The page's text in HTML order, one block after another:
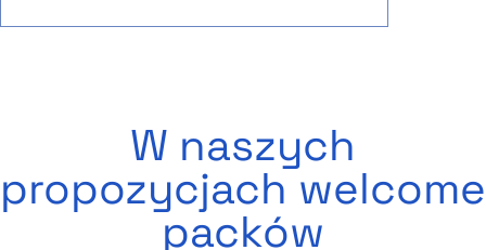
W naszych
propozycjach welcome
packów